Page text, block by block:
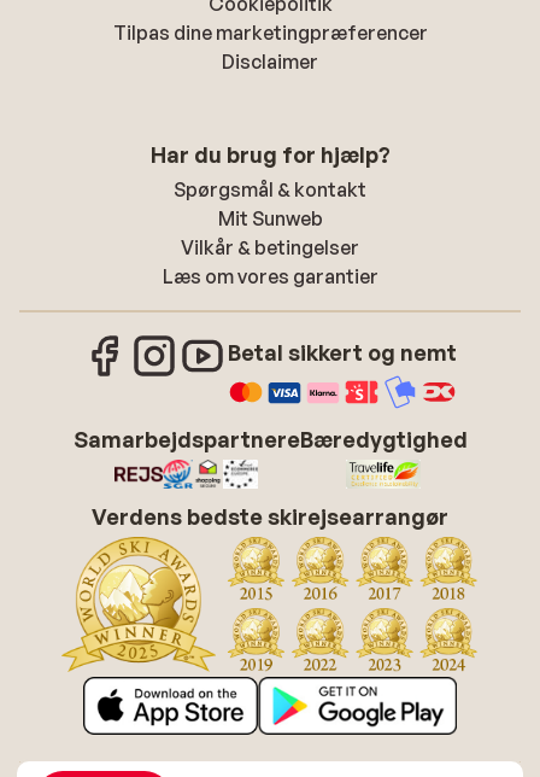
Tilpas dine marketingpræferencer
Disclaimer
Har du brug for hjælp?
Spørgsmål & kontakt
Mit Sunweb
Vilkår & betingelser
Læs om vores garantier
Betal sikkert og nemt
SamarbejdspartnereBæredygtighed
Verdens bedste skirejsearrangør